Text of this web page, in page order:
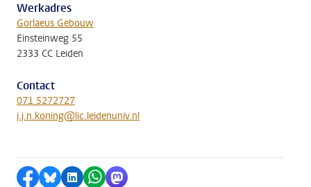
Werkadres
Gorlaeus Gebouw
Einsteinweg 55
2333 CC Leiden
Contact
071 5272727
j.j.n.koning@lic.leidenuniv.nl
Delen op Facebook
Delen via Bluesky
Delen op LinkedIn
Delen via WhatsApp
Delen via Mastodon